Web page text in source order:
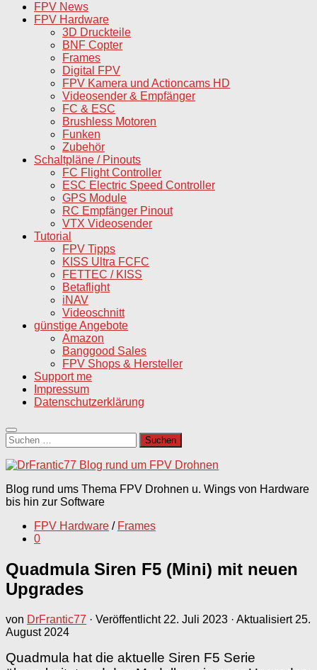
FPV News
FPV Hardware
3D Druckteile
BNF Copter
Frames
Digital FPV
FPV Kamera und Actioncams HD
Videosender & Empfänger
FC & ESC
Brushless Motoren
Funken
Zubehör
Schaltpläne / Pinouts
FC Flight Controller
ESC Electric Speed Controller
GPS Module
RC Empfänger Pinout
VTX Videosender
Tutorial
FPV Tipps
KISS Ultra FCFC
FETTEC / KISS
Betaflight
iNAV
Videoschnitt
günstige Angebote
Amazon
Banggood Sales
FPV Shops & Hersteller
Support me
Impressum
Datenschutzerklärung
Suchen
nach:
Blog rund ums Thema FPV Drohnen u. Wings von Hardware
bis hin zur Software
FPV Hardware / Frames
0
Quadmula Siren F5 (Mini) mit neuen
Upgrades
von DrFrantic77 · Veröffentlicht 22. Juli 2023 · Aktualisiert 25.
August 2024
Quadmula hat die aktuelle Siren F5 Serie